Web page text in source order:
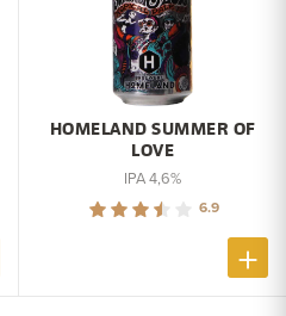
HOMELAND SUMMER OF
LOVE
IPA 4,6%
6.9